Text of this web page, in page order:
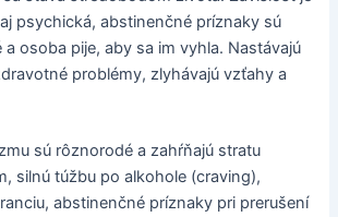
psychická, abstinenčné príznaky sú
a osoba pije, aby sa im vyhla. Nastávajú
problémy, zlyhávajú vzťahy a
sú rôznorodé a zahŕňajú stratu
silnú túžbu po alkohole (craving),
abstinenčné príznaky pri prerušení